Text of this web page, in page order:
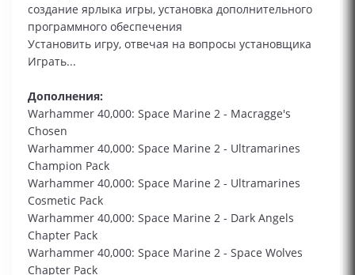
создание ярлыка игры, установка дополнительного
программного обеспечения
Установить игру, отвечая на вопросы установщика
Играть...
Дополнения:
Warhammer 40,000: Space Marine 2 - Macragge's
Chosen
Warhammer 40,000: Space Marine 2 - Ultramarines
Champion Pack
Warhammer 40,000: Space Marine 2 - Ultramarines
Cosmetic Pack
Warhammer 40,000: Space Marine 2 - Dark Angels
Chapter Pack
Warhammer 40,000: Space Marine 2 - Space Wolves
Chapter Pack